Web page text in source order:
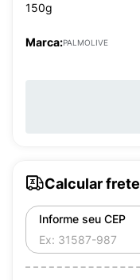
150g
Marca:PALMOLIVE
Calcular frete
Informe seu CEP